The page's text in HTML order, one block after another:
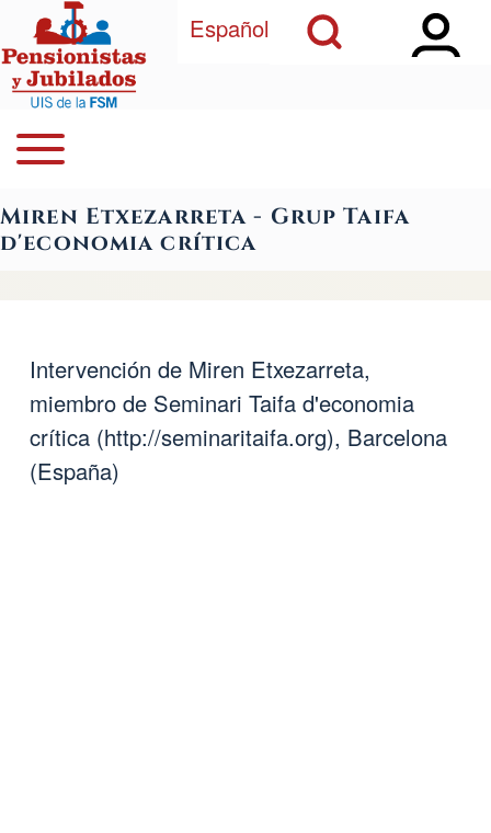
Pasar al contenido principal
Close Search Block
Open Sidebar
Open Search Block
Español
Navegación principal
Open or Close horizontal Main Menu
Miren Etxezarreta - Grup Taifa
d'economia crítica
Intervención de Miren Etxezarreta,
miembro de Seminari Taifa d'economia
crítica (http://seminaritaifa.org), Barcelona
(España)